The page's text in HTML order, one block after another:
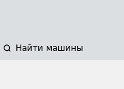
Найти машины